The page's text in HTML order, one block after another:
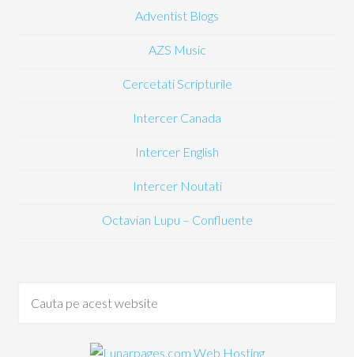
Adventist Blogs
AZS Music
Cercetati Scripturile
Intercer Canada
Intercer English
Intercer Noutati
Octavian Lupu – Confluente